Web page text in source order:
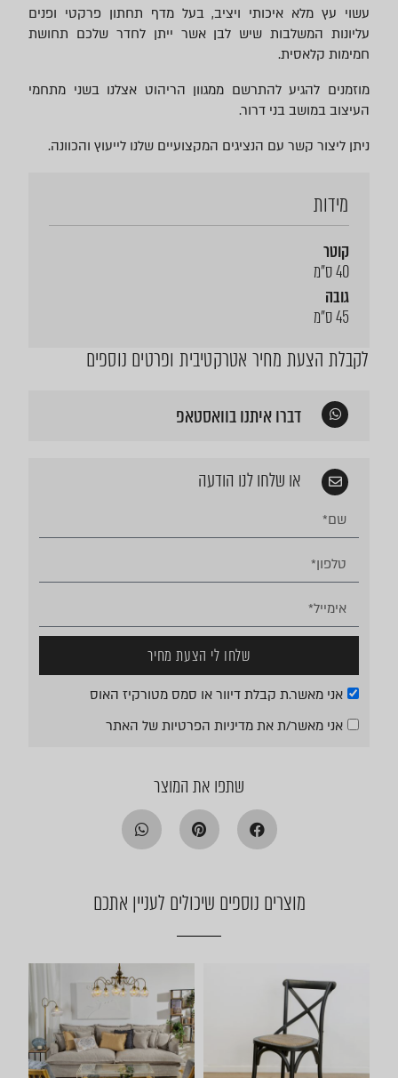
עשוי עץ מלא איכותי ויציב, בעל מדף תחתון פרקטי ופנים
עליונות המשלבות שיש לבן אשר ייתן לחדר שלכם תחושת
חמימות קלאסית.
מוזמנים להגיע להתרשם ממגוון הריהוט אצלנו בשני מתחמי
העיצוב במושב בני דרור.
ניתן ליצור קשר עם הנציגים המקצועיים שלנו לייעוץ והכוונה.
מידות
קוטר
40 ס"מ
גובה
45 ס"מ
לקבלת הצעת מחיר אטרקטיבית ופרטים נוספים
דברו איתנו בוואסטאפ
או שלחו לנו הודעה
אני מאשר.ת קבלת דיוור או סמס מטורקיז האוס
אני מאשר/ת את מדיניות הפרטיותשל האתר
שלחו לי הצעת מחיר
שתפו את המוצר
מוצרים נוספים שיכולים לעניין אתכם